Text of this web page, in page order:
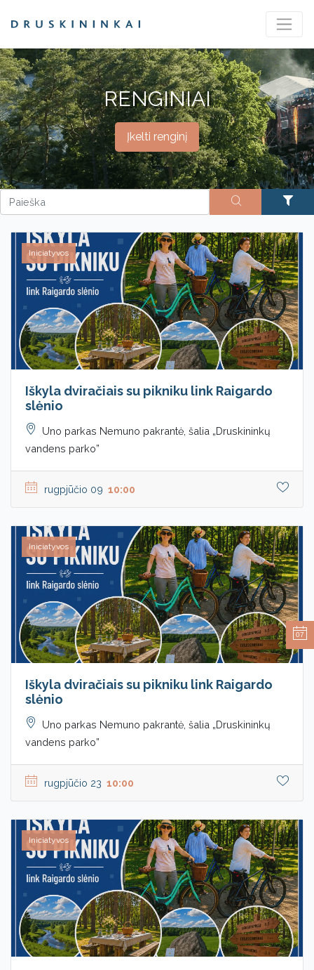
RENGINIAI
Įkelti renginį
Iniciatyvos
Iškyla dviračiais su pikniku link Raigardo
slėnio
Uno parkas Nemuno pakrantė, šalia „Druskininkų
vandens parko”
rugpjūčio 09 10:00
Iniciatyvos
Iškyla dviračiais su pikniku link Raigardo
slėnio
Uno parkas Nemuno pakrantė, šalia „Druskininkų
vandens parko”
rugpjūčio 23 10:00
Iniciatyvos
07